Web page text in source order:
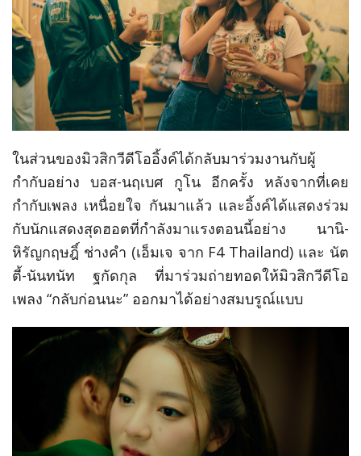
ในส่วนของมิวสิกวีดีโออิ้งค์ได้กลับมาร่วมงานกับผู้
กำกับอย่าง บอส-นฤเบศ กูโน อีกครั้ง หลังจากที่เคย
กำกับเพลง เหนื่อยใจ กันมาแล้ว และอิ้งค์ได้แสดงร่วม
กับนักแสดงสุดฮอตที่กำลังมาแรงตอนนี้อย่าง นานิ-
หิรัญกฤษฎิ์ ช่างคำ (เอ็มเจ จาก F4 Thailand) และ นัต
ตี้-นันทนัท ฐกัดกุล ที่มาร่วมถ่ายทอดให้มิวสิกวีดีโอ
เพลง “กลับก่อนนะ” ออกมาได้อย่างสมบรูณ์แบบ